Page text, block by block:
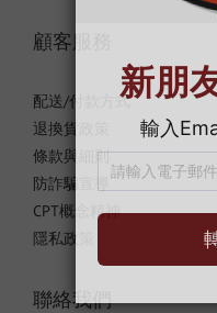
顧客服務
配送/付款方式
退換貨政策
條款與細則
防詐騙宣導
CPT概念精神
隱私政策
聯絡我們